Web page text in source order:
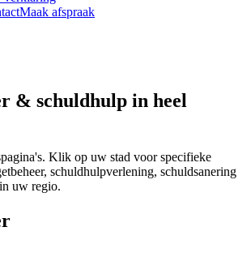
Maak afspraak
& schuldhulp in heel
Klik op uw stad voor specifieke
schuldhulpverlening, schuldsanering
uw regio.